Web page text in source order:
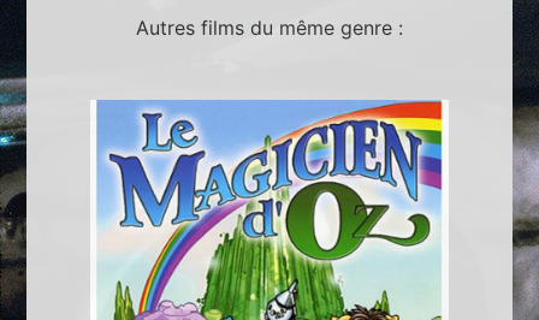
Autres films du même genre :